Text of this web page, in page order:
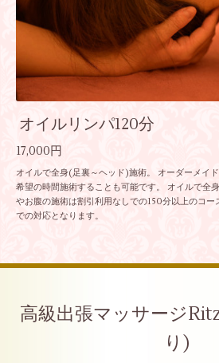
オイルリンパ120分
17,000円
オイルで全身(足裏～ヘッド)施術。 オーダーメイ
希望の時間施術することも可能です。 オイルで全
やお腹の施術は割引利用なしでの150分以上のコー
での対応となります。
高級出張マッサージ
り)